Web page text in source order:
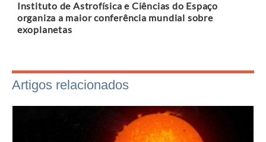
Instituto de Astrofísica e Ciências do Espaço
organiza a maior conferência mundial sobre
exoplanetas
Artigos relacionados